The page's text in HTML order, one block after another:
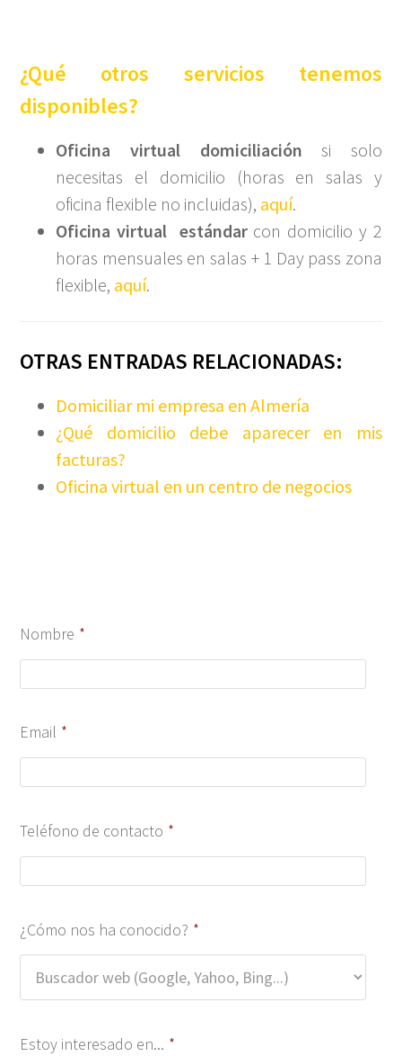
¿Qué otros servicios tenemos
disponibles?
Oficina virtual domiciliación si solo
necesitas el domicilio (horas en salas y
oficina flexible no incluidas), aquí.
Oficina virtual estándarcon domicilio y 2
horas mensuales en salas + 1 Day pass zona
flexible, aquí.
OTRAS ENTRADAS RELACIONADAS:
Domiciliar mi empresa en Almería
¿Qué domicilio debe aparecer en mis
facturas?
Oficina virtual en un centro de negocios
Nombre *
Email *
Teléfono de contacto *
¿Cómo nos ha conocido? *
Estoy interesado en... *